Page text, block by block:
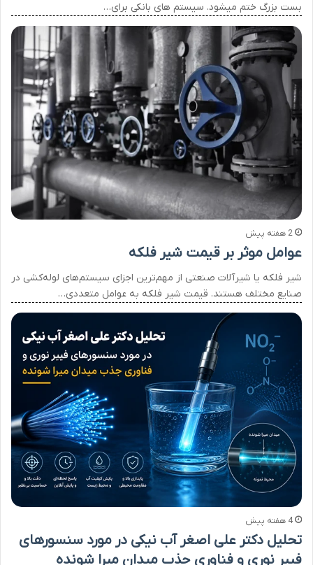
بست بزرگ ختم میشود. سیستم های بانکی برای…
2 هفته پیش
عوامل موثر بر قیمت شیر فلکه
شیر فلکه یا شیرآلات صنعتی از مهم‌ترین اجزای سیستم‌های لوله‌کشی در
صنایع مختلف هستند. قیمت شیر فلکه به عوامل متعددی…
4 هفته پیش
تحلیل دکتر علی اصغر آب نیکی در مورد سنسورهای
فیبر نوری و فناوری جذب میدان میرا شونده